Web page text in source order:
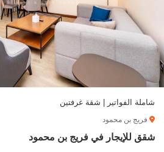
شاملة الفواتير | شقة غرفتين
فريج بن محمود
شقق للإيجار في فريج بن محمود